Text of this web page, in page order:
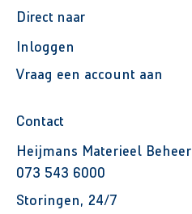
Direct naar
Inloggen
Vraag een account aan
Contact
Heijmans Materieel Beheer
073 543 6000
Storingen, 24/7